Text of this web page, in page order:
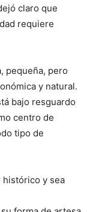
claro que
requiere
pequeña, pero
y natural.
bajo resguardo
centro de
tipo de
histórico y sea